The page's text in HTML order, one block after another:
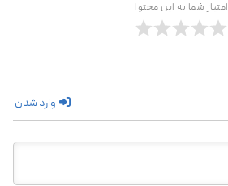
امتیاز شما به این محتوا
وارد شدن